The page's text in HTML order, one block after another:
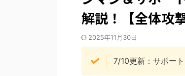
解説！【全体攻
2025年11月30日
7/10更新：サポー